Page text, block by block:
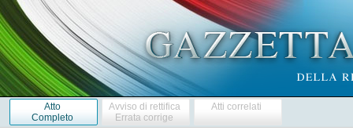
Atto
Completo
Avviso di rettifica
Errata corrige
Atti correlati